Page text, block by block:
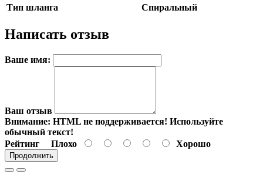
Тип шланга
Спиральный
Написать отзыв
Ваше имя:
Ваш отзыв
Внимание: HTML не поддерживается! Используйте
обычный текст!
Рейтинг Плохо Хорошо
Продолжить